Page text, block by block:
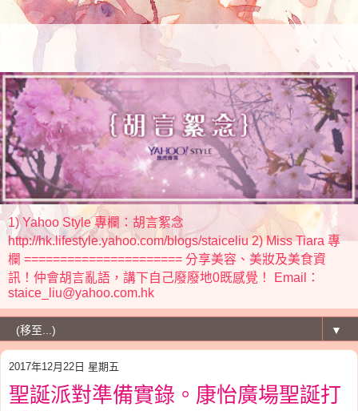
1) Yahoo Style 專欄：胡言絮念
http://hk.lifestyle.yahoo.com/blogs/staiceliu 2) Miss Tiara 專
欄 ====================== 分享美容、美妝及美食資
訊！仲會胡言亂語，講下自己廢廢地0既感覺！ Email：
staice_liu@yahoo.com.hk
▼
2017年12月22日 星期五
聖誕派對準備實錄。康怡廣場聖誕打